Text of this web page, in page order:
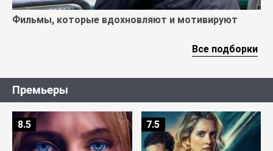
Фильмы, которые вдохновляют и мотивируют
Все подборки
Премьеры
8.5 7.5